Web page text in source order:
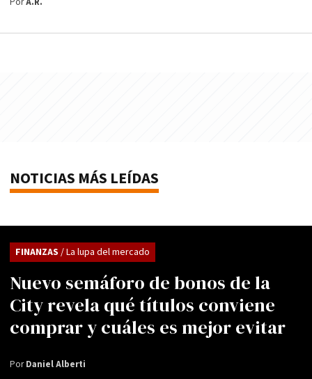
PorA.R.
NOTICIAS MÁS LEÍDAS
Nuevo semáforo de bonos de la
City revela qué títulos conviene
comprar y cuáles es mejor evitar
FINANZAS / La lupa del mercado
PorDaniel Alberti